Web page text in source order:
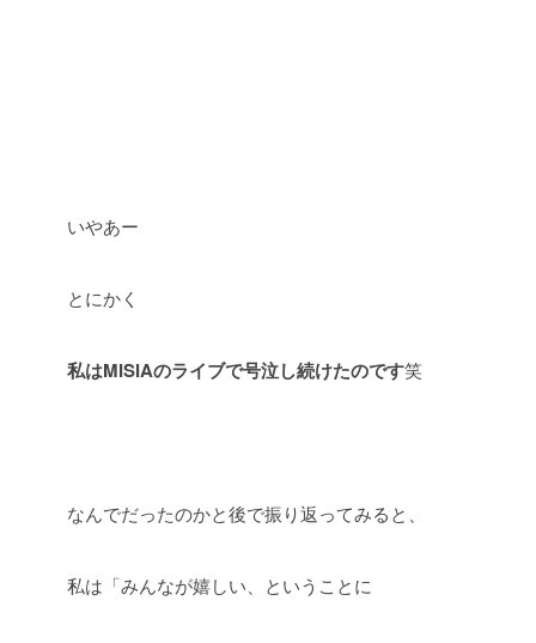
いやあー
とにかく
私はMISIAのライブで号泣し続けたのです笑
なんでだったのかと後で振り返ってみると、
私は「みんなが嬉しい、ということに